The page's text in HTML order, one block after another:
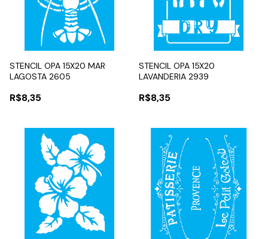
STENCIL OPA 15X20 MAR
LAGOSTA 2605
R$8,35
STENCIL OPA 15X20
LAVANDERIA 2939
R$8,35